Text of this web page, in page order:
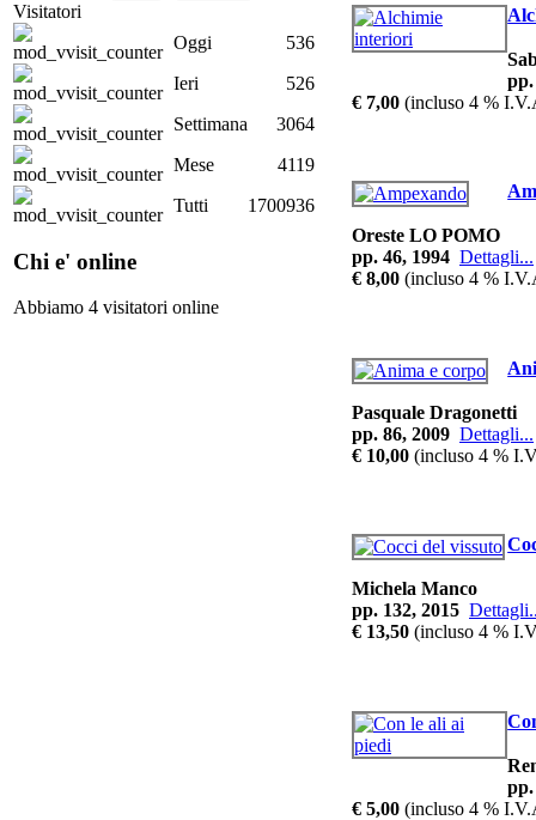
Visitatori
Oggi
536
Ieri
526
Settimana
3064
Mese
4119
Tutti
1700936
Chi e' online
Abbiamo 4 visitatori online
pp.
€ 7,00 (incluso 4 %
Oreste LO POMO
pp. 46, 1994 Dettagli...
€ 8,00 (incluso 4 %
Pasquale Dragonetti
pp. 86, 2009 Dettagli...
€ 10,00 (incluso 4 %
Michela Manco
pp. 132, 2015
€ 13,50 (incluso 4 %
pp.
€ 5,00 (incluso 4 %